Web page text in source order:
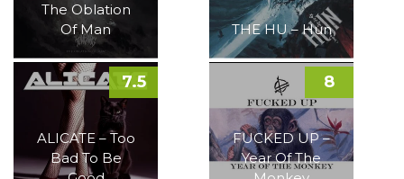
The Oblation
Of Man
THE HU – Hun
ALICATE – Too
Bad To Be
7.5
FUCKED UP –
Year Of The
8